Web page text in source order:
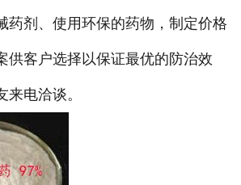
药剂、使用环保的药物，制定价格
供客户选择以保证最优的防治效
电洽谈。